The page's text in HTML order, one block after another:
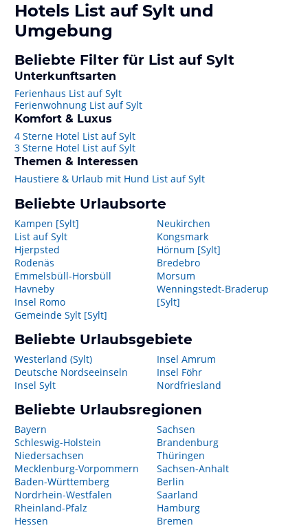
Hotels List auf Sylt und
Umgebung
Beliebte Filter für List auf Sylt
Unterkunftsarten
Ferienhaus List auf Sylt
Ferienwohnung List auf Sylt
Komfort & Luxus
4 Sterne Hotel List auf Sylt
3 Sterne Hotel List auf Sylt
Themen & Interessen
Haustiere & Urlaub mit Hund List auf Sylt
Beliebte Urlaubsorte
Kampen [Sylt]
List auf Sylt
Hjerpsted
Rodenäs
Emmelsbüll-Horsbüll
Havneby
Insel Romo
Gemeinde Sylt [Sylt]
Neukirchen
Kongsmark
Hörnum [Sylt]
Bredebro
Morsum
Wenningstedt-Braderup
[Sylt]
Beliebte Urlaubsgebiete
Westerland (Sylt)
Deutsche Nordseeinseln
Insel Sylt
Insel Amrum
Insel Föhr
Nordfriesland
Beliebte Urlaubsregionen
Bayern
Schleswig-Holstein
Niedersachsen
Mecklenburg-Vorpommern
Baden-Württemberg
Nordrhein-Westfalen
Rheinland-Pfalz
Hessen
Sachsen
Brandenburg
Thüringen
Sachsen-Anhalt
Berlin
Saarland
Hamburg
Bremen